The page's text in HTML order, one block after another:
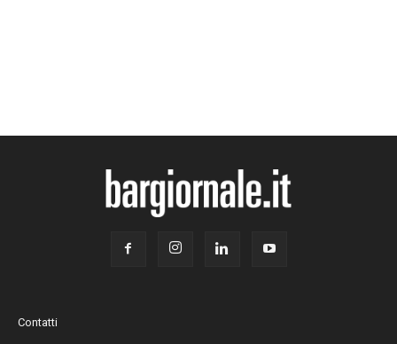
Contatti